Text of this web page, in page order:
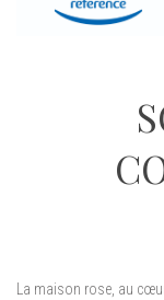
La maison rose, au